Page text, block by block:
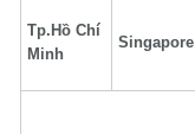
Tp.Hồ Chí
Minh
Singapore